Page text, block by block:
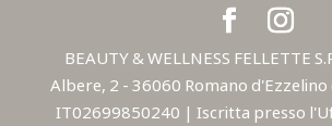
BEAUTY & WELLNESS FELLETTE
Albere, 2 - 36060 Romano d'Ezzelino
IT02699850240 | Iscritta presso